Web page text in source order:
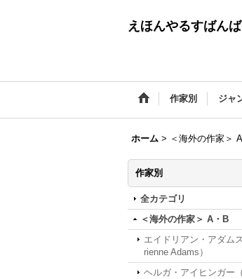
えほんやるすばん
作家別 ジャ
ホーム > ＜海外の作家＞
作家別
全カテゴリ
＜海外の作家＞ A・B
エイドリアン・アダム
rienne Adams）
ヘルガ・アイヒンガー